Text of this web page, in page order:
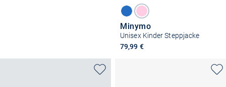
Minymo
Unisex Kinder Steppjacke
79,99 €